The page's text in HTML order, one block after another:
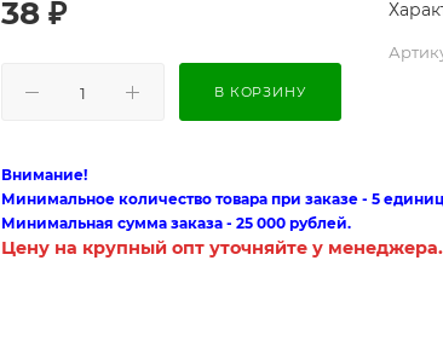
38 ₽
В КОРЗИНУ
Внимание!
Минимальное количество товара при заказе - 5
Минимальная сумма заказа - 25 000 рублей.
Цену на крупный опт уточняйте у менеджера.